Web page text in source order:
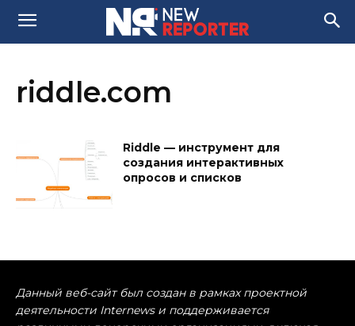
riddle.com
Riddle — инструмент для
создания интерактивных
опросов и списков
Данный веб-сайт был создан в рамках проектной
деятельности Internews и поддерживается